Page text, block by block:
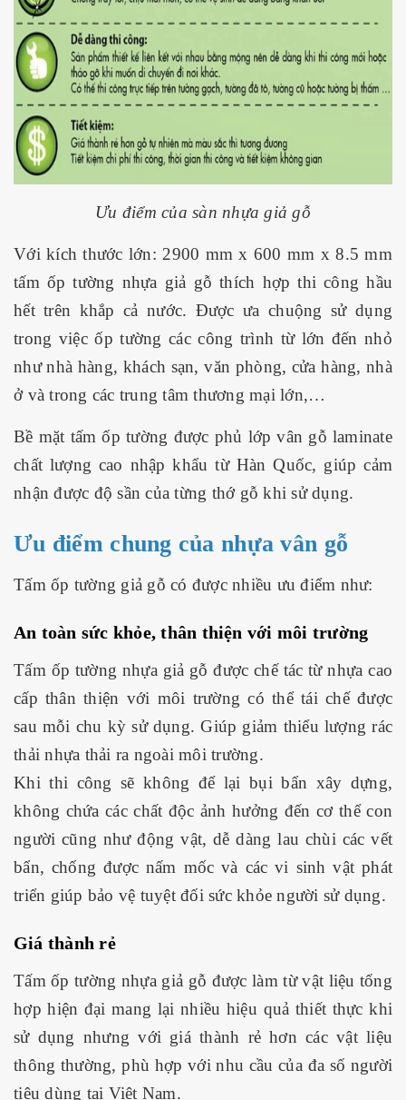
Ưu điểm của sàn nhựa giả gỗ
Với kích thước lớn: 2900 mm x 600 mm x 8.5 mm
tấm ốp tường nhựa giả gỗ thích hợp thi công hầu
hết trên khắp cả nước. Được ưa chuộng sử dụng
trong việc ốp tường các công trình từ lớn đến nhỏ
như nhà hàng, khách sạn, văn phòng, cửa hàng, nhà
ở và trong các trung tâm thương mại lớn,…
Bề mặt tấm ốp tường được phủ lớp vân gỗ laminate
chất lượng cao nhập khẩu từ Hàn Quốc, giúp cảm
nhận được độ sần của từng thớ gỗ khi sử dụng.
Ưu điểm chung của nhựa vân gỗ
Tấm ốp tường giả gỗ có được nhiều ưu điểm như:
An toàn sức khỏe, thân thiện với môi trường
Tấm ốp tường nhựa giả gỗ được chế tác từ nhựa cao
cấp thân thiện với môi trường có thể tái chế được
sau mỗi chu kỳ sử dụng. Giúp giảm thiểu lượng rác
thải nhựa thải ra ngoài môi trường.
Khi thi công sẽ không để lại bụi bẩn xây dựng,
không chứa các chất độc ảnh hưởng đến cơ thể con
người cũng như động vật, dễ dàng lau chùi các vết
bẩn, chống được nấm mốc và các vi sinh vật phát
triển giúp bảo vệ tuyệt đối sức khỏe người sử dụng.
Giá thành rẻ
Tấm ốp tường nhựa giả gỗ được làm từ vật liệu tổng
hợp hiện đại mang lại nhiều hiệu quả thiết thực khi
sử dụng nhưng với giá thành rẻ hơn các vật liệu
thông thường, phù hợp với nhu cầu của đa số người
tiêu dùng tại Việt Nam.